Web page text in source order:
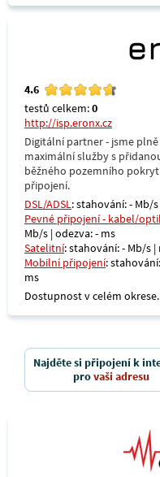
4.6
testů celkem:0
http://isp.eronx.cz
Digitální partner - jsme
maximální služby s
běžného pozemního
připojení.
DSL/ADSL: stahování: - Mb/
Pevné připojení - kabel/
Mb/s | odezva: - ms
Satelitní: stahování: - Mb/s
Mobilní připojení:
ms
Dostupnost v celém okrese.
Najděte si připojení k
provaši adresu